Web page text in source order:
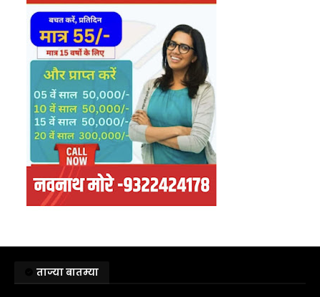
ताज्या बातम्या